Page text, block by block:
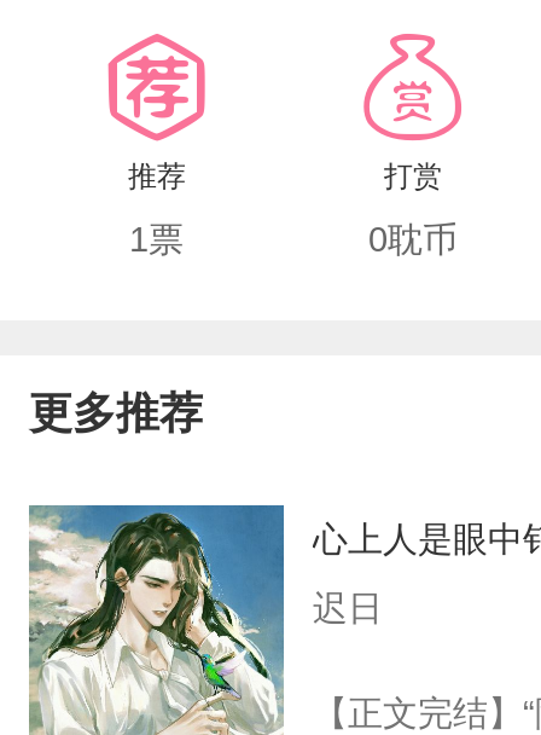
推荐
1票
打赏
0耽币
更多推荐
心上人是眼中
迟日
【正文完结